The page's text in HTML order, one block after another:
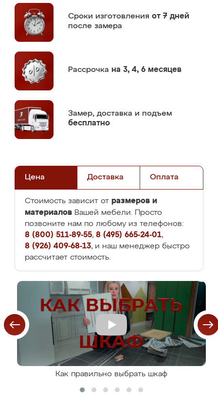
Сроки изготовления от 7 дней
после замера
Рассрочка на 3, 4, 6 месяцев
Замер, доставка и подъем
бесплатно
Цена Доставка Оплата
Стоимость зависит от размеров и
материалов Вашей мебели. Просто
позвоните нам по любому из телефонов:
8 (800) 511-89-55, 8 (495) 665-24-01,
8 (926) 409-68-13, и наш менеджер быстро
рассчитает стоимость.
Как правильно выбрать шкаф